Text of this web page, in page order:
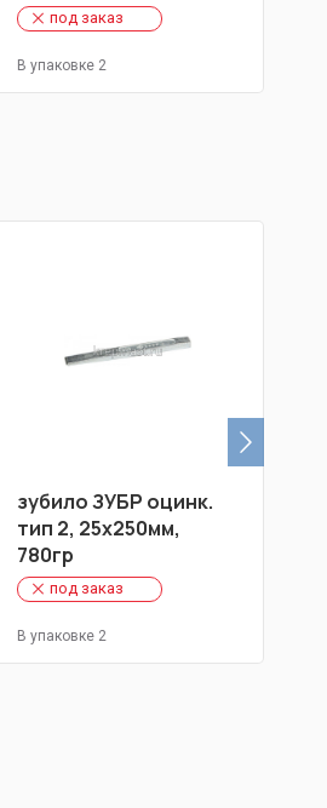
под заказ
В упаковке 2
зубило ЗУБР оцинк.
тип 2, 25х250мм,
780гр
под заказ
В упаковке 2